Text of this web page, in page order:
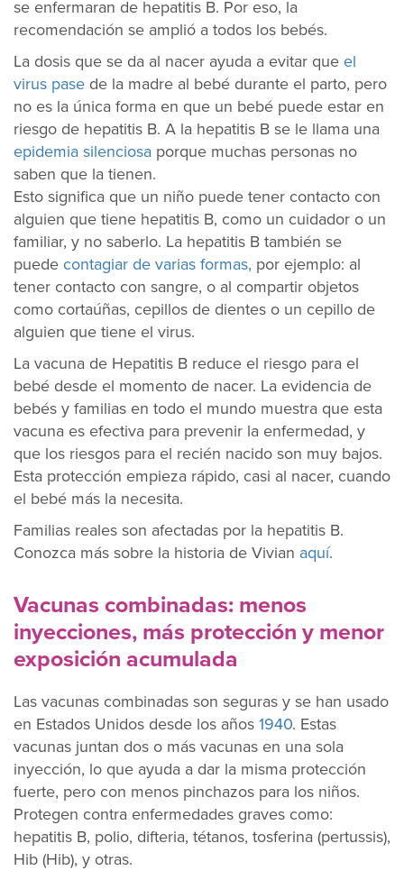
se enfermaran de hepatitis B. Por eso, la
recomendación se amplió a todos los bebés.
La dosis que se da al nacer ayuda a evitar que el
virus pase de la madre al bebé durante el parto, pero
no es la única forma en que un bebé puede estar en
riesgo de hepatitis B. A la hepatitis B se le llama una
epidemia silenciosa porque muchas personas no
saben que la tienen.
Esto significa que un niño puede tener contacto con
alguien que tiene hepatitis B, como un cuidador o un
familiar, y no saberlo. La hepatitis B también se
puede contagiar de varias formas, por ejemplo: al
tener contacto con sangre, o al compartir objetos
como cortaúñas, cepillos de dientes o un cepillo de
alguien que tiene el virus.
La vacuna de Hepatitis B reduce el riesgo para el
bebé desde el momento de nacer. La evidencia de
bebés y familias en todo el mundo muestra que esta
vacuna es efectiva para prevenir la enfermedad, y
que los riesgos para el recién nacido son muy bajos.
Esta protección empieza rápido, casi al nacer, cuando
el bebé más la necesita.
Familias reales son afectadas por la hepatitis B.
Conozca más sobre la historia de Vivian aquí.
Vacunas combinadas: menos
inyecciones, más protección y menor
exposición acumulada
Las vacunas combinadas son seguras y se han usado
en Estados Unidos desde los años 1940. Estas
vacunas juntan dos o más vacunas en una sola
inyección, lo que ayuda a dar la misma protección
fuerte, pero con menos pinchazos para los niños.
Protegen contra enfermedades graves como:
hepatitis B, polio, difteria, tétanos, tosferina (pertussis),
Hib (Hib), y otras.